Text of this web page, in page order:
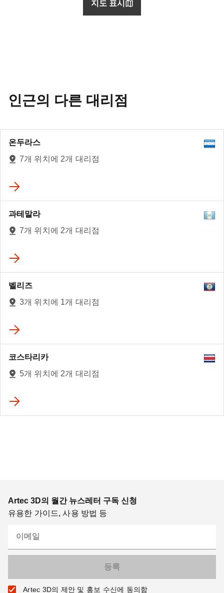
4
지도 표시
인근의 다른 대리점
온두라스
7개 위치에 2개 대리점
과테말라
7개 위치에 2개 대리점
벨리즈
3개 위치에 1개 대리점
코스타리카
5개 위치에 2개 대리점
Artec 3D의 월간 뉴스레터 구독 신청
유용한 가이드, 사용 방법 등
이메일
Artec 3D의 제안 및 홍보 수신에 동의함